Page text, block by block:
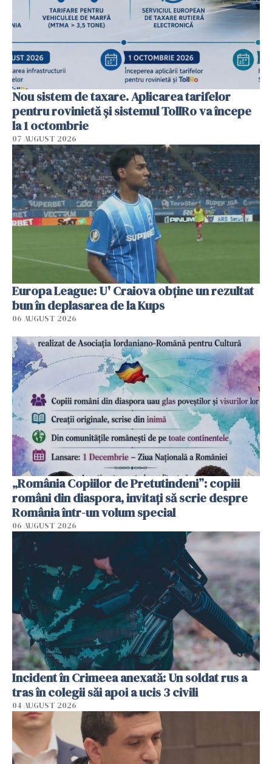
Nou sistem de taxare. Aplicarea tarifelor
pentru rovinietă şi sistemul TollRo va începe
la 1 octombrie
07 AUGUST 2026
Europa League: U' Craiova obține un rezultat
bun în deplasarea de la Kups
06 AUGUST 2026
„România Copiilor de Pretutindeni”: copiii
români din diaspora, invitați să scrie despre
România într-un volum special
06 AUGUST 2026
Incident în Crimeea anexată: Un soldat rus a
tras în colegii săi apoi a ucis 3 civili
04 AUGUST 2026